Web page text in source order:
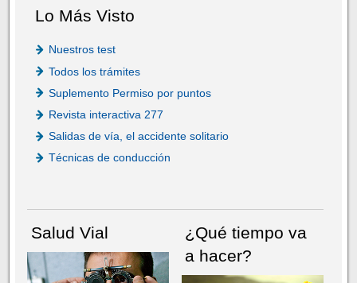
Lo Más Visto
Nuestros test
Todos los trámites
Suplemento Permiso por puntos
Revista interactiva 277
Salidas de vía, el accidente solitario
Técnicas de conducción
Salud Vial
¿Qué tiempo va
a hacer?